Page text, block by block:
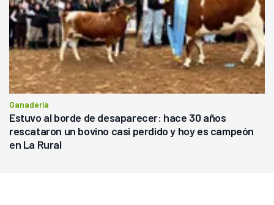
Ganadería
Estuvo al borde de desaparecer: hace 30 años
rescataron un bovino casi perdido y hoy es campeón
en La Rural